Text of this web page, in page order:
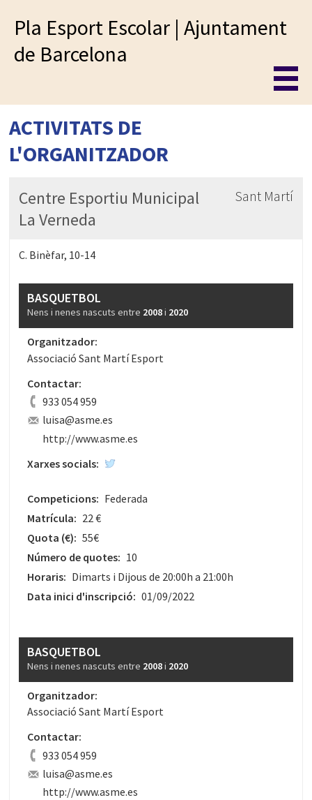
Pla Esport Escolar | Ajuntament
de Barcelona
ACTIVITATS DE
L'ORGANITZADOR
Centre Esportiu Municipal
La Verneda
Sant Martí
C. Binèfar, 10-14
BASQUETBOL
Nens i nenes nascuts entre 2008i 2020
Organitzador:
Associació Sant Martí Esport
Contactar:
933 054 959
luisa@asme.es
http://www.asme.es
Xarxes socials:
Competicions: Federada
Matrícula: 22 €
Quota (€): 55€
Número de quotes: 10
Horaris: Dimarts i Dijous de 20:00h a 21:00h
Data inici d'inscripció: 01/09/2022
BASQUETBOL
Nens i nenes nascuts entre 2008i 2020
Organitzador:
Associació Sant Martí Esport
Contactar:
933 054 959
luisa@asme.es
http://www.asme.es